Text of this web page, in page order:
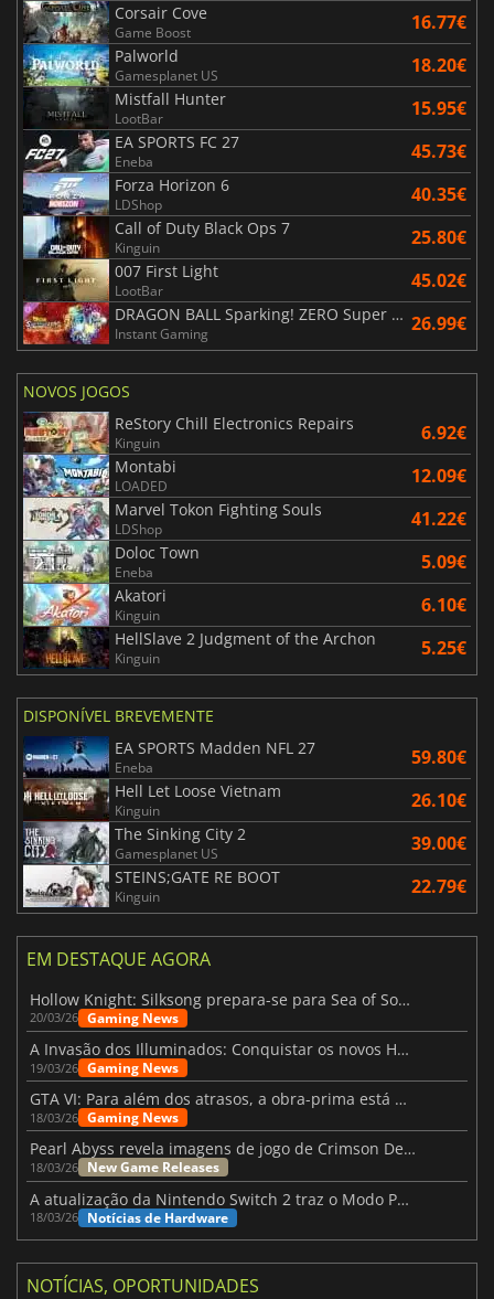
Corsair Cove
Game Boost 16.77€
Palworld
Gamesplanet US 18.20€
Mistfall Hunter
LootBar 15.95€
EA SPORTS FC 27
Eneba 45.73€
Forza Horizon 6
LDShop 40.35€
Call of Duty Black Ops 7
Kinguin 25.80€
007 First Light
LootBar 45.02€
DRAGON BALL Sparking! ZERO Super Limit Breaking NEO
Instant Gaming 26.99€
NOVOS JOGOS
ReStory Chill Electronics Repairs
Kinguin 6.92€
Montabi
LOADED 12.09€
Marvel Tokon Fighting Souls
LDShop 41.22€
Doloc Town
Eneba 5.09€
Akatori
Kinguin 6.10€
HellSlave 2 Judgment of the Archon
Kinguin 5.25€
DISPONÍVEL BREVEMENTE
EA SPORTS Madden NFL 27
Eneba 59.80€
Hell Let Loose Vietnam
Kinguin 26.10€
The Sinking City 2
Gamesplanet US 39.00€
STEINS;GATE RE BOOT
Kinguin 22.79€
EM DESTAQUE AGORA
Hollow Knight: Silksong prepara-se para Sea of Sorrow com um patch
20/03/26 Gaming News
A Invasão dos Illuminados: Conquistar os novos Helldivers 2 Atualização!
19/03/26 Gaming News
GTA VI: Para além dos atrasos, a obra-prima está quase a chegar
18/03/26 Gaming News
Pearl Abyss revela imagens de jogo de Crimson Desert para a PS5
18/03/26 New Game Releases
A atualização da Nintendo Switch 2 traz o Modo Portátil aos jogos mais antigos da Switch
18/03/26 Notícias de Hardware
NOTÍCIAS, OPORTUNIDADES